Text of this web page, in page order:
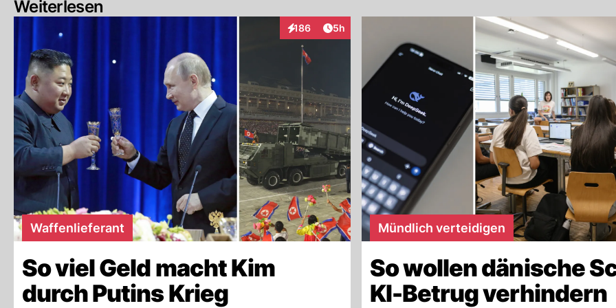
Weiterlesen
186
InteraktionenArtikel veröffentlicht:
5h
Waffenlieferant
So viel Geld macht Kim
durch Putins Krieg
Mündlich verteidigen
So wollen dänische
KI-Betrug verhindern